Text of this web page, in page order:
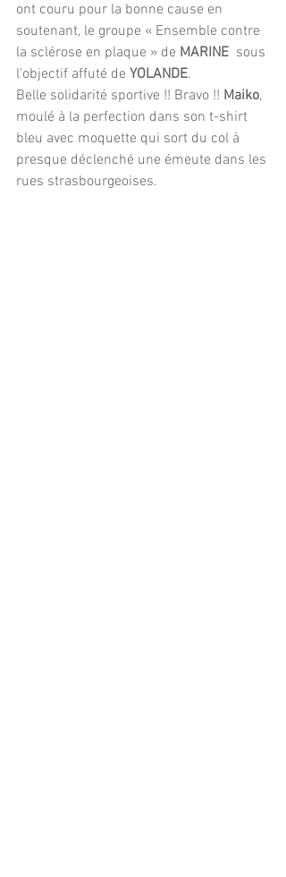
ont couru pour la bonne cause en
soutenant, le groupe « Ensemble contre
la sclérose en plaque » de MARINE
  sous
l’objectif affuté de YOLANDE.
Belle solidarité sportive !! Bravo !! Maiko,
moulé à la perfection dans son t-shirt
bleu avec moquette qui sort du col à
presque déclenché une émeute dans les
rues strasbourgeoises.